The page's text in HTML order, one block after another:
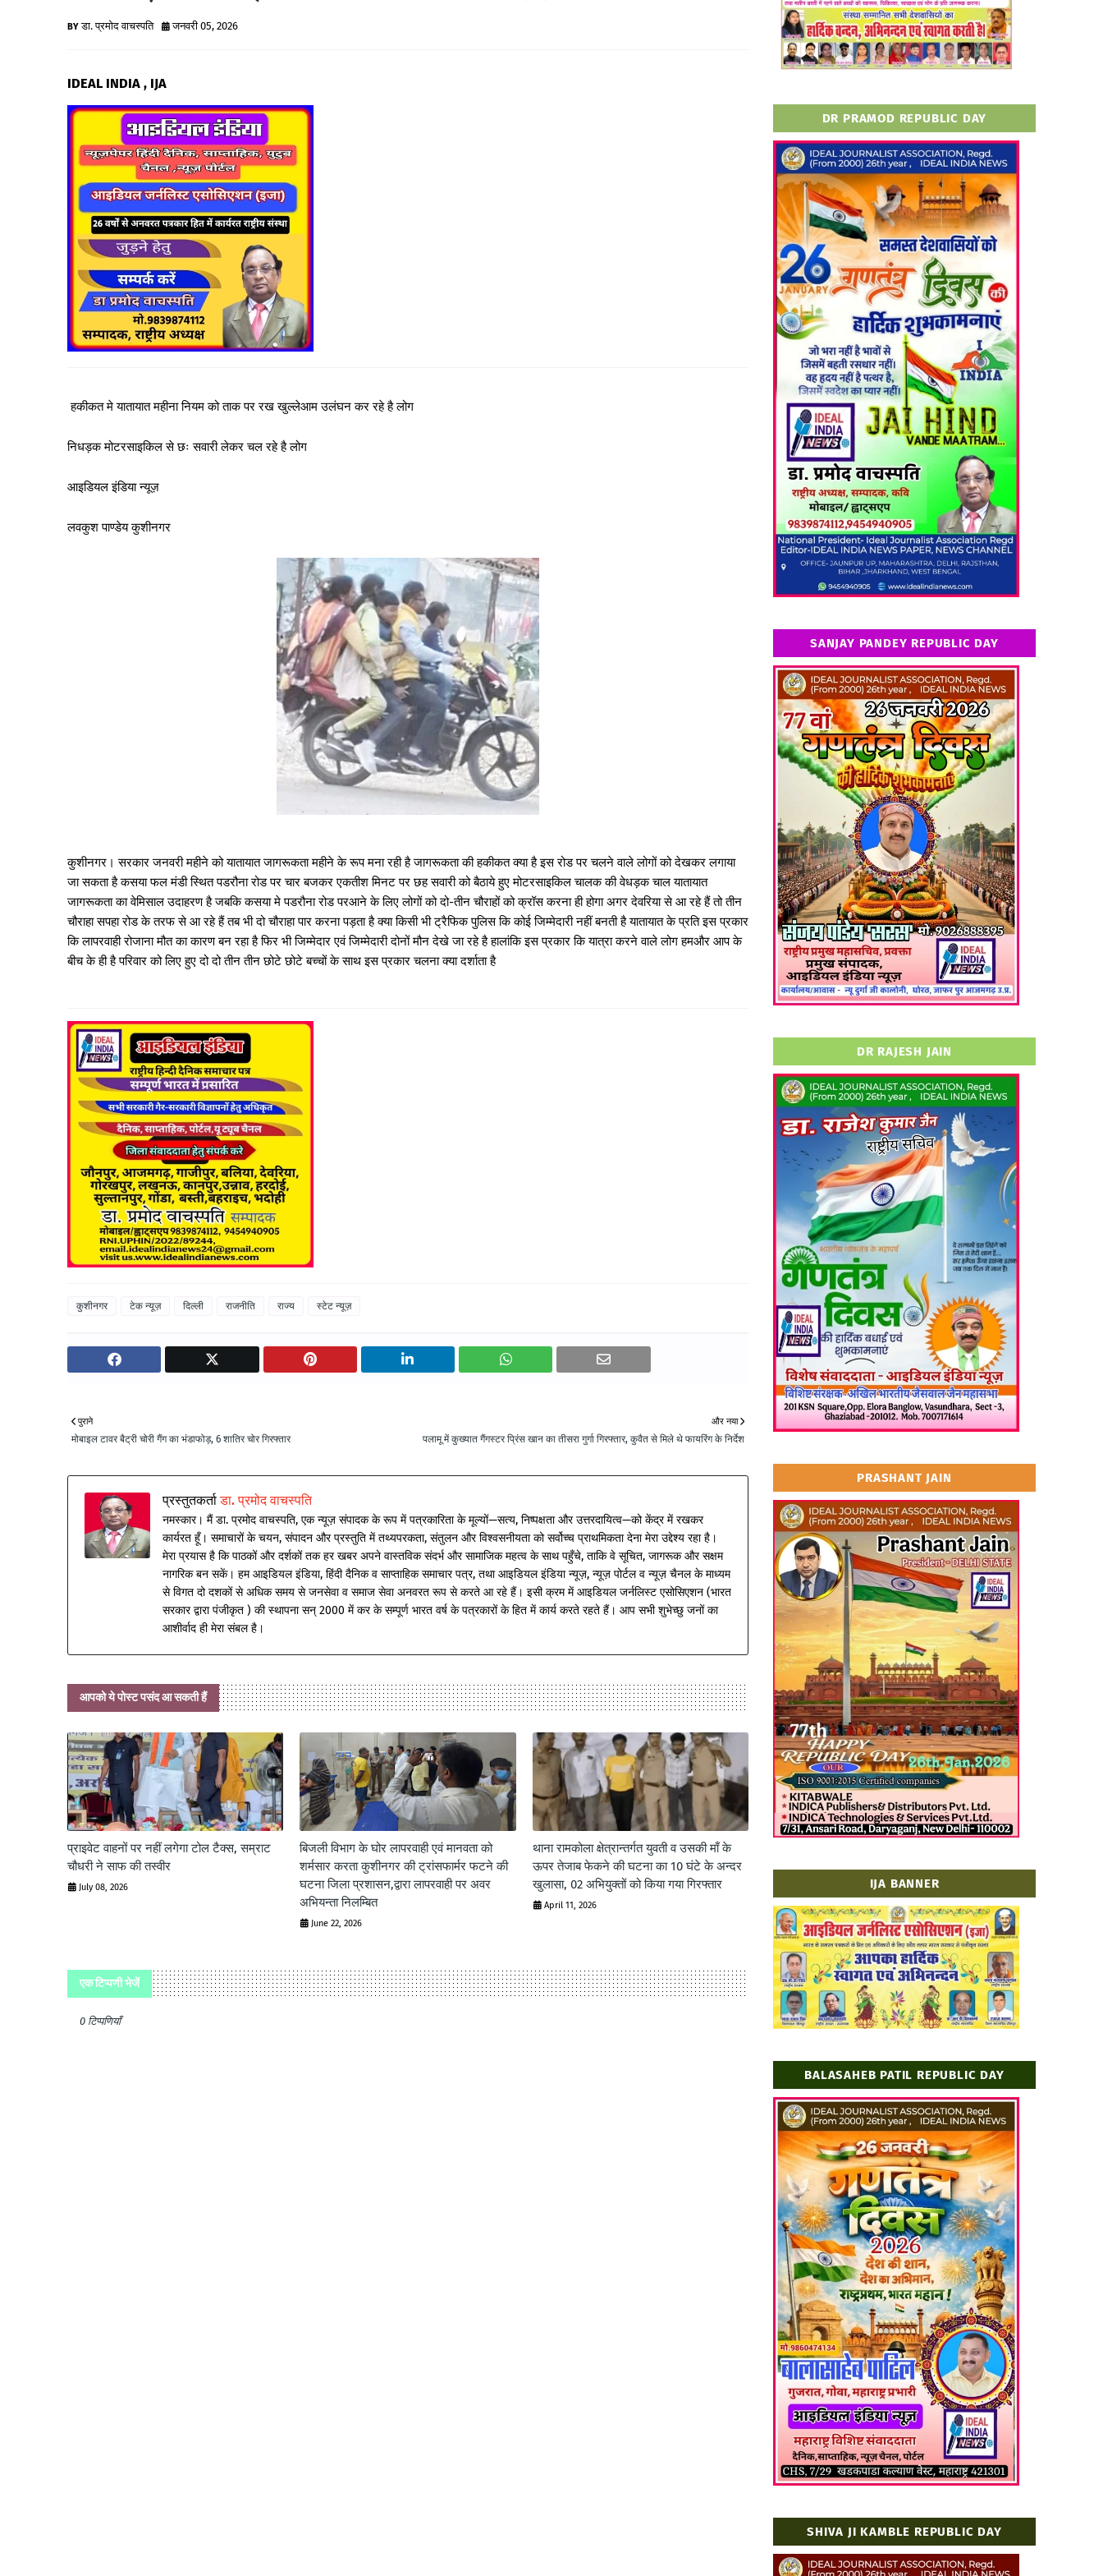
डा. प्रमोद वाचस्पति जनवरी 05, 2026
IDEAL INDIA , IJA
हकीकत मे यातायात महीना नियम को ताक पर रख खुल्लेआम उलंघन कर रहे है लोग
निधड़क मोटरसाइकिल से छः सवारी लेकर चल रहे है लोग
आइडियल इंडिया न्यूज़
लवकुश पाण्डेय कुशीनगर
कुशीनगर। सरकार जनवरी महीने को यातायात जागरूकता महीने के रूप मना रही है जागरूकता की हकीकत क्या है इस रोड पर चलने वाले लोगों को देखकर लगाया
जा सकता है कसया फल मंडी स्थित पडरौना रोड पर चार बजकर एकतीश मिनट पर छह सवारी को बैठाये हुए मोटरसाइकिल चालक की वेधड़क चाल यातायात
जागरूकता का वेमिसाल उदाहरण है जबकि कसया मे पडरौना रोड परआने के लिए लोगों को दो-तीन चौराहों को क्रॉस करना ही होगा अगर देवरिया से आ रहे हैं तो तीन
चौराहा सपहा रोड के तरफ से आ रहे हैं तब भी दो चौराहा पार करना पड़ता है क्या किसी भी ट्रैफिक पुलिस कि कोई जिम्मेदारी नहीं बनती है यातायात के प्रति इस प्रकार
कि लापरवाही रोजाना मौत का कारण बन रहा है फिर भी जिम्मेदार एवं जिम्मेदारी दोनों मौन देखे जा रहे है हालांकि इस प्रकार कि यात्रा करने वाले लोग हमऔर आप के
बीच के ही है परिवार को लिए हुए दो दो तीन तीन छोटे छोटे बच्चों के साथ इस प्रकार चलना क्या दर्शाता है
कुशीनगर टेक न्यूज़ दिल्ली राजनीति राज्य स्टेट न्यूज़
और नया
पलामू में कुख्यात गैंगस्टर प्रिंस खान का तीसरा गुर्गा गिरफ्तार, कुवैत से मिले थे फायरिंग के निर्देश
पुराने
मोबाइल टावर बैट्री चोरी गैंग का भंडाफोड़, 6 शातिर चोर गिरफ्तार
प्रस्तुतकर्ताडा. प्रमोद वाचस्पति
नमस्कार। मैं डा. प्रमोद वाचस्पति, एक न्यूज़ संपादक के रूप में पत्रकारिता के मूल्यों—सत्य, निष्पक्षता और उत्तरदायित्व—को केंद्र में रखकर
कार्यरत हूँ। समाचारों के चयन, संपादन और प्रस्तुति में तथ्यपरकता, संतुलन और विश्वसनीयता को सर्वोच्च प्राथमिकता देना मेरा उद्देश्य रहा है।
मेरा प्रयास है कि पाठकों और दर्शकों तक हर खबर अपने वास्तविक संदर्भ और सामाजिक महत्व के साथ पहुँचे, ताकि वे सूचित, जागरूक और सक्षम
नागरिक बन सकें। हम आइडियल इंडिया, हिंदी दैनिक व साप्ताहिक समाचार पत्र, तथा आइडियल इंडिया न्यूज़, न्यूज़ पोर्टल व न्यूज़ चैनल के माध्यम
से विगत दो दशकों से अधिक समय से जनसेवा व समाज सेवा अनवरत रूप से करते आ रहे हैं। इसी क्रम में आइडियल जर्नलिस्ट एसोसिएशन (भारत
सरकार द्वारा पंजीकृत ) की स्थापना सन् 2000 में कर के सम्पूर्ण भारत वर्ष के पत्रकारों के हित में कार्य करते रहते हैं। आप सभी शुभेच्छु जनों का
आशीर्वाद ही मेरा संबल है।
आपको ये पोस्ट पसंद आ सकती हैं
प्राइवेट वाहनों पर नहीं लगेगा टोल टैक्स, सम्राट
चौधरी ने साफ की तस्वीर
July 08, 2026
बिजली विभाग के घोर लापरवाही एवं मानवता को
शर्मसार करता कुशीनगर की ट्रांसफार्मर फटने की
घटना जिला प्रशासन,द्वारा लापरवाही पर अवर
अभियन्ता निलम्बित
June 22, 2026
थाना रामकोला क्षेत्रान्तर्गत युवती व उसकी माँ के
ऊपर तेजाब फेकने की घटना का 10 घंटे के अन्दर
खुलासा, 02 अभियुक्तों को किया गया गिरफ्तार
April 11, 2026
एक टिप्पणी भेजें
0 टिप्पणियाँ
DR PRAMOD REPUBLIC DAY
SANJAY PANDEY REPUBLIC DAY
DR RAJESH JAIN
PRASHANT JAIN
IJA BANNER
BALASAHEB PATIL REPUBLIC DAY
SHIVA JI KAMBLE REPUBLIC DAY